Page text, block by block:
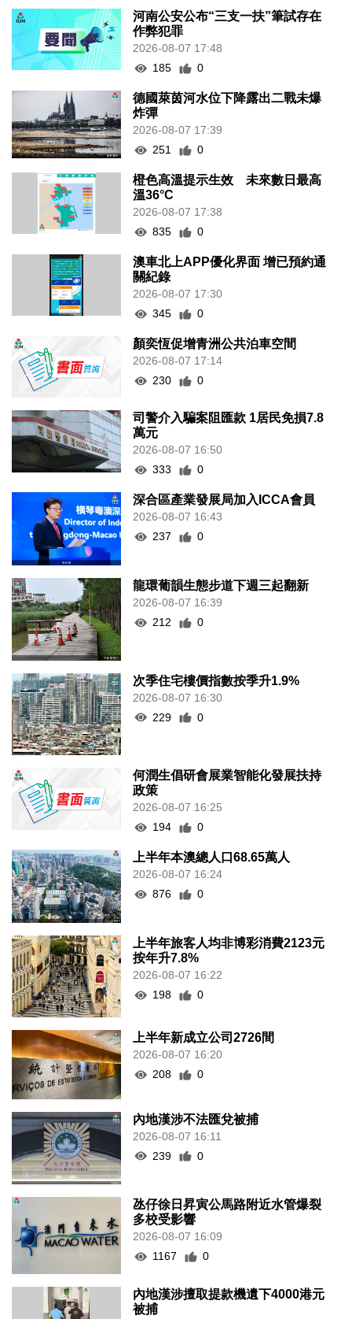
河南公安公布“三支一扶”筆試存在
作弊犯罪
2026-08-07 17:48
185
0
德國萊茵河水位下降露出二戰未爆
炸彈
2026-08-07 17:39
251
0
橙色高溫提示生效 未來數日最高
溫36°C
2026-08-07 17:38
835
0
澳車北上APP優化界面 增已預約通
關紀錄
2026-08-07 17:30
345
0
顏奕恆促增青洲公共泊車空間
2026-08-07 17:14
230
0
司警介入騙案阻匯款 1居民免損7.8
萬元
2026-08-07 16:50
333
0
深合區產業發展局加入ICCA會員
2026-08-07 16:43
237
0
龍環葡韻生態步道下週三起翻新
2026-08-07 16:39
212
0
次季住宅樓價指數按季升1.9%
2026-08-07 16:30
229
0
何潤生倡研會展業智能化發展扶持
政策
2026-08-07 16:25
194
0
上半年本澳總人口68.65萬人
2026-08-07 16:24
876
0
上半年旅客人均非博彩消費2123元
按年升7.8%
2026-08-07 16:22
198
0
上半年新成立公司2726間
2026-08-07 16:20
208
0
內地漢涉不法匯兌被捕
2026-08-07 16:11
239
0
氹仔徐日昇寅公馬路附近水管爆裂
多校受影響
2026-08-07 16:09
1167
0
內地漢涉擅取提款機遺下4000港元
被捕